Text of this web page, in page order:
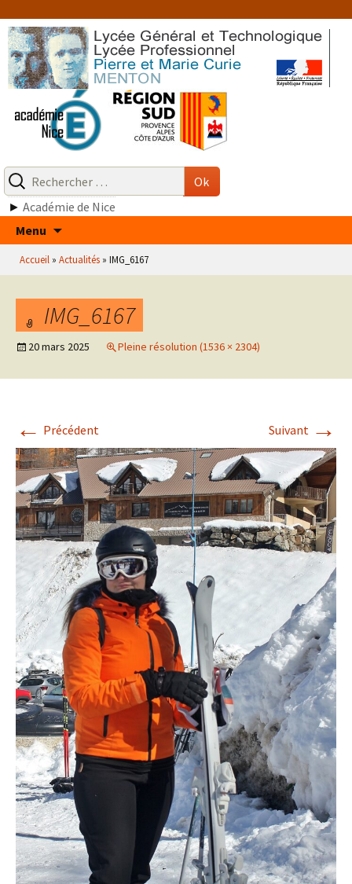
au
contenu
pour
:
Ok
► Académie de Nice
Menu
au
contenu
Accueil » Actualités » IMG_6167
IMG_6167
20 mars 2025 Pleine résolution (1536 × 2304)
← Précédent Suivant →